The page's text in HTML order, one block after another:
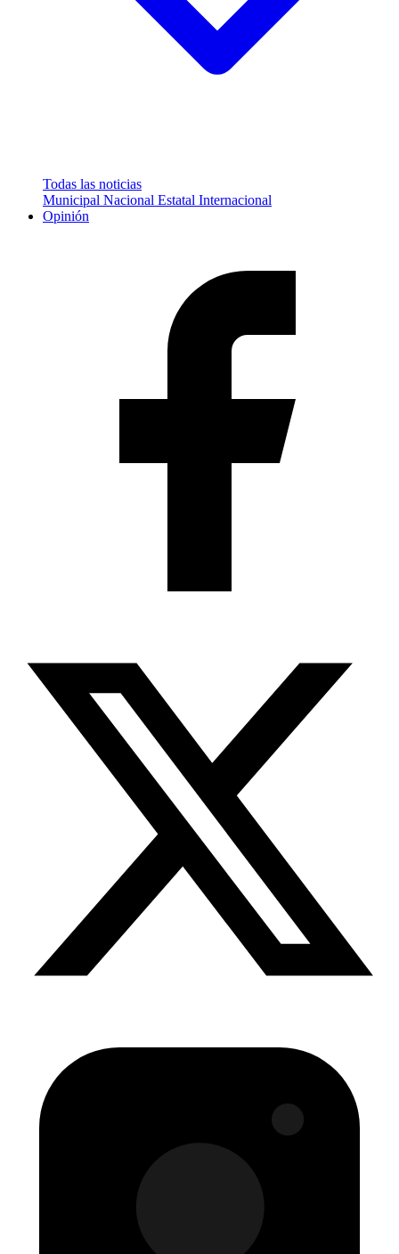
Todas las noticias
Municipal Nacional Estatal Internacional
Opinión